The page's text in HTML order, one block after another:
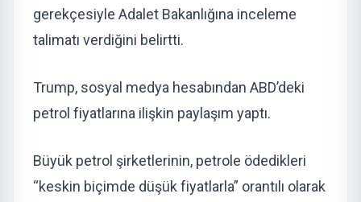
gerekçesiyle Adalet Bakanlığına inceleme
talimatı verdiğini belirtti.
Trump, sosyal medya hesabından ABD’deki
petrol fiyatlarına ilişkin paylaşım yaptı.
Büyük petrol şirketlerinin, petrole ödedikleri
“keskin biçimde düşük fiyatlarla” orantılı olarak